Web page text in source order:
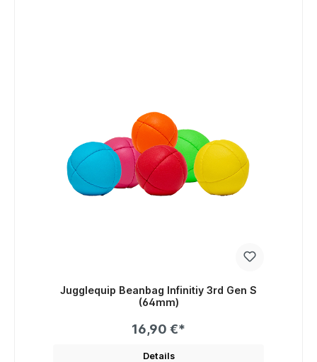
Jugglequip Beanbag Infinitiy 3rd Gen S
(64mm)
16,90 €*
Details